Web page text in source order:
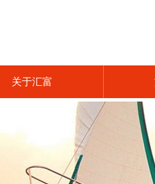
关于汇富